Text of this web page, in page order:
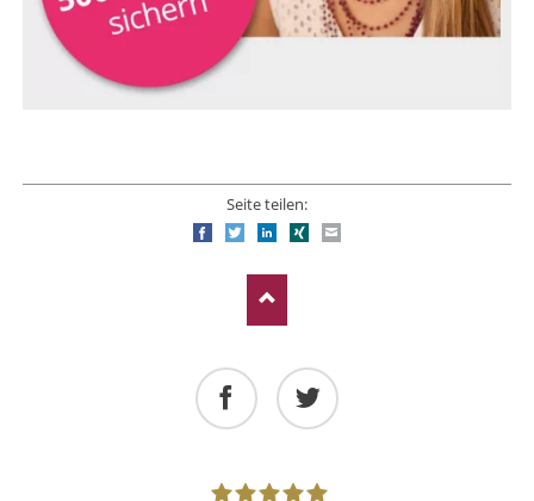
Seite teilen:
FacebookTwitterLinkedIn
Xing